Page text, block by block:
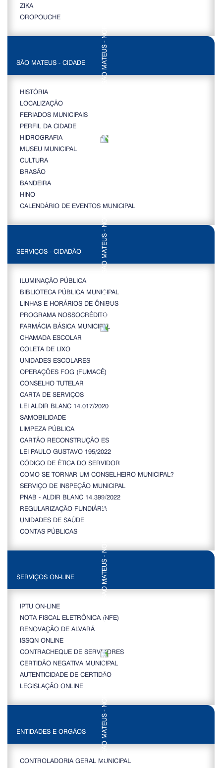
ZIKA
OROPOUCHE
SÃO MATEUS - CIDADE
HISTÓRIA
LOCALIZAÇÃO
FERIADOS MUNICIPAIS
PERFIL DA CIDADE
HIDROGRAFIA
MUSEU MUNICIPAL
CULTURA
BRASÃO
BANDEIRA
HINO
CALENDÁRIO DE EVENTOS MUNICIPAL
SERVIÇOS - CIDADÃO
ILUMINAÇÃO PÚBLICA
BIBLIOTECA PÚBLICA MUNICIPAL
LINHAS E HORÁRIOS DE ÔNIBUS
PROGRAMA NOSSOCRÉDITO
FARMÁCIA BÁSICA MUNICIPAL
CHAMADA ESCOLAR
COLETA DE LIXO
UNIDADES ESCOLARES
OPERAÇÕES FOG (FUMACÊ)
CONSELHO TUTELAR
CARTA DE SERVIÇOS
LEI ALDIR BLANC 14.017/2020
SAMOBILIDADE
LIMPEZA PÚBLICA
CARTÃO RECONSTRUÇÃO ES
LEI PAULO GUSTAVO 195/2022
CÓDIGO DE ÉTICA DO SERVIDOR
COMO SE TORNAR UM CONSELHEIRO MUNICIPAL?
SERVIÇO DE INSPEÇÃO MUNICIPAL
PNAB - ALDIR BLANC 14.399/2022
REGULARIZAÇÃO FUNDIÁRIA
UNIDADES DE SAÚDE
CONTAS PÚBLICAS
SERVIÇOS ON-LINE
IPTU ON-LINE
NOTA FISCAL ELETRÔNICA (NFE)
RENOVAÇÃO DE ALVARÁ
ISSQN ONLINE
CONTRACHEQUE DE SERVIDORES
CERTIDÃO NEGATIVA MUNICIPAL
AUTENTICIDADE DE CERTIDÃO
LEGISLAÇÃO ONLINE
ENTIDADES E ORGÃOS
CONTROLADORIA GERAL MUNICIPAL